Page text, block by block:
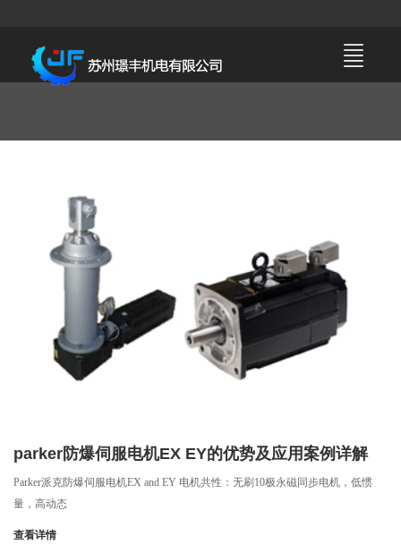
parker防爆伺服电机EX EY的优势及应用案例详解
Parker派克防爆伺服电机EX and EY 电机共性：无刷10极永磁同步电机，低惯
量，高动态
查看详情